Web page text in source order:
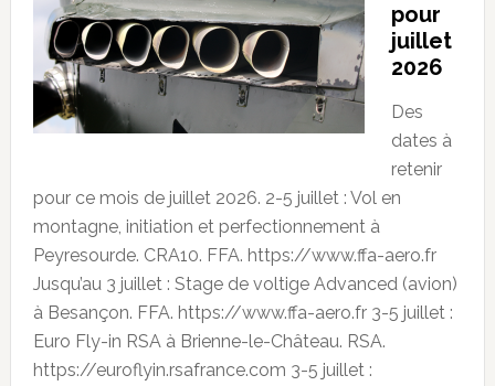
pour
juillet
2026
Des
dates à
retenir
pour ce mois de juillet 2026. 2-5 juillet : Vol en
montagne, initiation et perfectionnement à
Peyresourde. CRA10. FFA. https://www.ffa-aero.fr
Jusqu’au 3 juillet : Stage de voltige Advanced (avion)
à Besançon. FFA. https://www.ffa-aero.fr 3-5 juillet :
Euro Fly-in RSA à Brienne-le-Château. RSA.
https://euroflyin.rsafrance.com 3-5 juillet :